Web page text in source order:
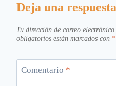
Deja una respuesta
Tu dirección de correo
obligatorios están marcados con *
Comentario *